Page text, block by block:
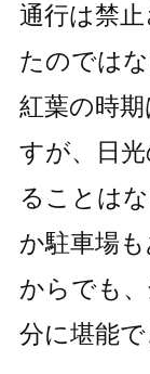
通行は禁
たのでは
紅葉の時
すが、日
ることは
か駐車場
からでも
分に堪能で